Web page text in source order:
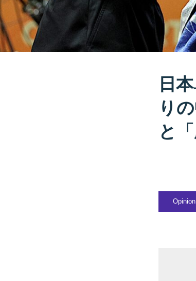
日
り
と
Opinion